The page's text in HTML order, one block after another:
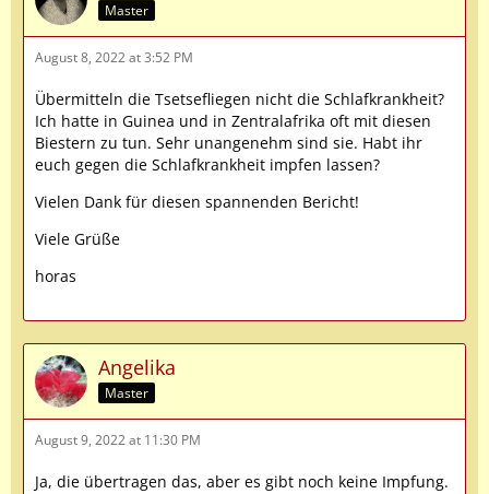
Master
August 8, 2022 at 3:52 PM
Übermitteln die Tsetsefliegen nicht die Schlafkrankheit?
Ich hatte in Guinea und in Zentralafrika oft mit diesen
Biestern zu tun. Sehr unangenehm sind sie. Habt ihr
euch gegen die Schlafkrankheit impfen lassen?
Vielen Dank für diesen spannenden Bericht!
Viele Grüße
horas
Angelika
Master
August 9, 2022 at 11:30 PM
Ja, die übertragen das, aber es gibt noch keine Impfung.